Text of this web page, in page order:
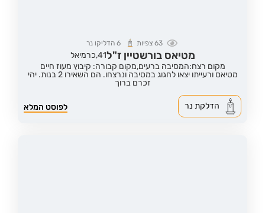
63צפיות 6 הדליקו נר
מטיאס בורשטיין ז"ל41, כרמיאל
מקום רצח:המסיבה ברעים,מקום קבורה: קיבוץ מעוז חיים
מטיאס ורעייתו יצאו לחגוג במסיבה ונרצחו. הם השאירו 2 בנות. יהי
זכרם ברוך
לפוסט המלא הדלקת נר